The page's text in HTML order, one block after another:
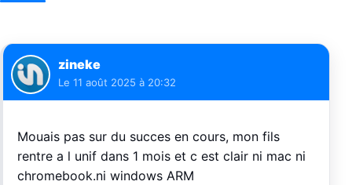
zineke
Le 11 août 2025 à 20:32
Mouais pas sur du succes en cours, mon fils
rentre a l unif dans 1 mois et c est clair ni mac ni
chromebook.ni windows ARM